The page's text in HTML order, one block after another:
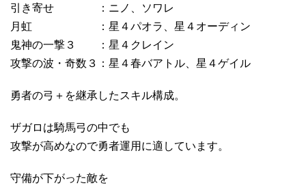
引き寄せ ：ニノ、ソワレ
月虹 ：星４パオラ、星４オーディン
鬼神の一撃３ ：星４クレイン
攻撃の波・奇数３：星４春バアトル、星４ゲイル
勇者の弓＋を継承したスキル構成。
ザガロは騎馬弓の中でも
攻撃が高めなので勇者運用に適しています。
守備が下がった敵を